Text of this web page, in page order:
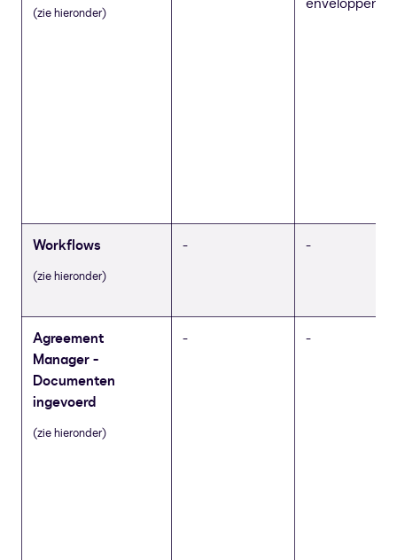
(zie hieronder)
Workflows
(zie hieronder)
- -
Agreement
Manager -
Documenten
ingevoerd
(zie hieronder)
- -